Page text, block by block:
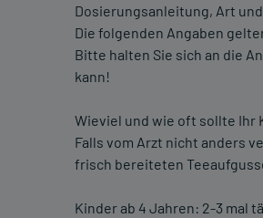
Dosierungsanleitung, Art
Die folgenden Angaben
Bitte halten Sie sich an die
kann!
Wieviel und wie oft sollte Ihr
Falls vom Arzt nicht anders
frisch bereiteten
Kinder ab 4 Jahren: 2-3 mal